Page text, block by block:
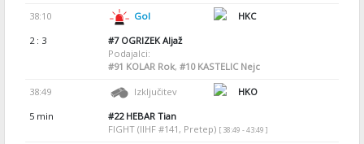
38:10 Gol
HKC
2 : 3
#7OGRIZEK Aljaž
Podajalci:
#91 KOLAR Rok, #10KASTELIC Nejc
38:49 Izključitev
HKO
5 min
#22HEBAR Tian
FIGHT (IIHF #141, Pretep) [ 38:49 - 43:49 ]